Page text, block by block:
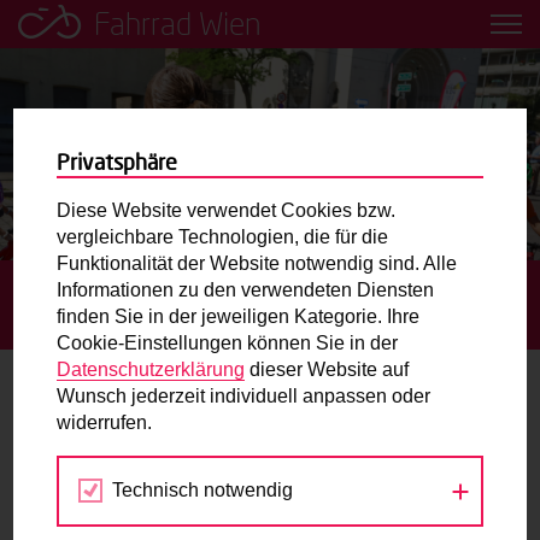
Fahrrad Wien
Leih dir einfach ein Transportfahrrad in deiner Nähe aus!
Mobilitätsbildung für Kinder und
Jugendliche
Radweg-Projektkarte
Routenplaner
Mit dem Fahrrad in Wien unterwegs? Hier finden Sie die
beste Route.
Wunschbox
Sie haben ein Anliegen zum Radverkehr? Schreiben Sie
STARTSEITE TERMINE
GRATIS RADFAHRTRAINING AM
RADMOTORIKPARK KAISERMÜHLEN
19.
JUL
2026
Privatsphäre
Diese Website verwendet Cookies bzw.
vergleichbare Technologien, die für die
Funktionalität der Website notwendig sind. Alle
Informationen zu den verwendeten Diensten
finden Sie in der jeweiligen Kategorie. Ihre
Cookie-Einstellungen können Sie in der
Datenschutzerklärung dieser Website auf
Wunsch jederzeit individuell anpassen oder
widerrufen.
Technisch notwendig